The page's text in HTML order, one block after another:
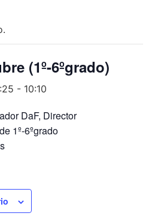
(1º-6ºgrado)
- 10:10
DaF, Director
1º-6ºgrado